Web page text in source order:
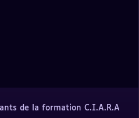
de la formation C.I.A.R.A